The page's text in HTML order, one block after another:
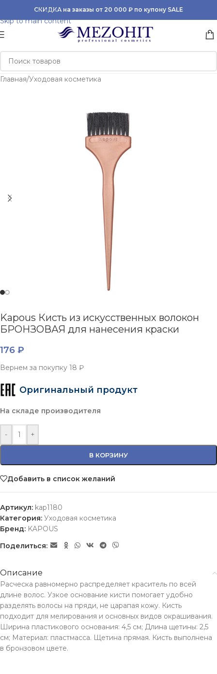
Skip to navigation
Skip to main content
СКИДКА на заказы от 20 000 ₽ по купону SALE
Главная/Уходовая косметика
Kapous Кисть из искусственных волокон
БРОНЗОВАЯ для нанесения краски
176 ₽
Вернем за покупку 18 ₽
Оригинальный продукт
На складе производителя
- +
В КОРЗИНУ
Добавить в список желаний
Артикул: kap1180
Категория: Уходовая косметика
Бренд: KAPOUS
Поделиться:
Описание
Расческа равномерно распределяет краситель по всей
длине волос. Узкое основание кисти помогает удобно
разделять волосы на пряди, не царапая кожу. Кисть
подходит для мелирования и основных видов окрашивания.
Ширина пластикового основания: 4,5 см; Длина щетины: 2,5
см; Материал: пластмасса. Щетина прямая. Кисть выполнена
в бронзовом цвете.